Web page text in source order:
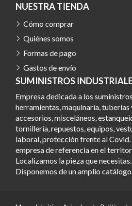
SUMINISTROS
Empresa dedicada a los
herramientas, maquinaria, tuberías
accesorios, misceláneos,
tornillería, repuestos, equipos,
laboral, protección frente al Covid.
empresa de referencia en el
Localizamos la pieza que necesitas.
Disponemos de un amplio
NUESTRA TIENDA
Cómo comprar
Quiénes somos
Formas de pago
Gastos de envío